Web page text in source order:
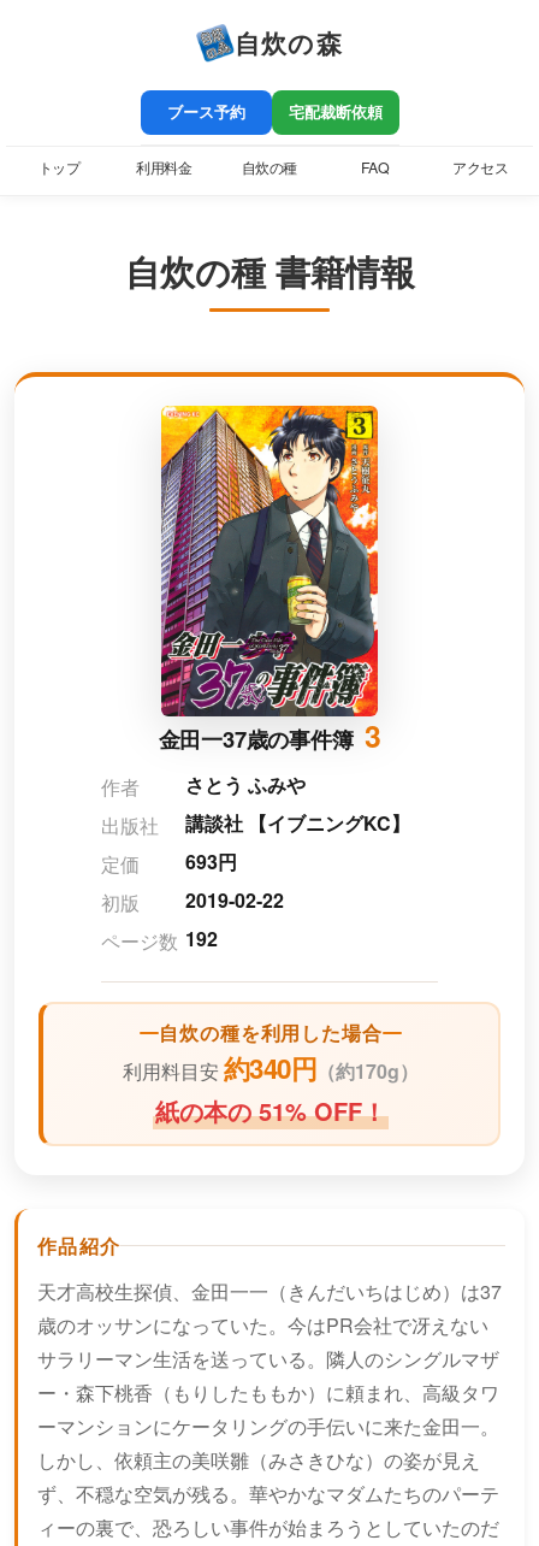
自炊の森
ブース予約 宅配裁断依頼
トップ 利用料金 自炊の種 FAQ アクセス
自炊の種 書籍情報
金田一37歳の事件簿 3
作者
さとう ふみや
出版社
講談社 【イブニングKC】
定価
693円
初版
2019-02-22
ページ数 192
自炊の種を利用した場合
利用料目安 約340円 （約170g）
紙の本の 51% OFF！
作品紹介
天才高校生探偵、金田一一（きんだいちはじめ）は37
歳のオッサンになっていた。今はPR会社で冴えない
サラリーマン生活を送っている。隣人のシングルマザ
ー・森下桃香（もりしたももか）に頼まれ、高級タワ
ーマンションにケータリングの手伝いに来た金田一。
しかし、依頼主の美咲雛（みさきひな）の姿が見え
ず、不穏な空気が残る。華やかなマダムたちのパーテ
ィーの裏で、恐ろしい事件が始まろうとしていたのだ